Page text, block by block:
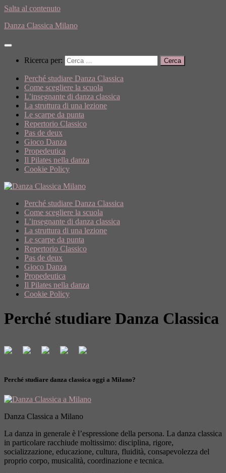
Salta al contenuto
Danza Classica Milano
Ricerca per:
Perché studiare Danza Classica
Come scegliere la scuola
L’insegnante di danza classica
La struttura di una lezione
Le scarpe da punta
Repertorio Classico
Pas de deux
Gioco Danza
Propedeutica
Il Pilates nella danza
Cookie Policy
Perché studiare Danza Classica
Come scegliere la scuola
L’insegnante di danza classica
La struttura di una lezione
Le scarpe da punta
Repertorio Classico
Pas de deux
Gioco Danza
Propedeutica
Il Pilates nella danza
Cookie Policy
Perché studiare Danza Classica
Perché studiare danza classica oggi a Milano?
Danza Classica a Milano
La danza in generale è l’espressione della persona. La danza classica
in particolare racchiude moltissimo: disciplina, rigore,
socializzazione, educazione, cultura, fluidità, consapevolezza del
proprio corpo, musicalità, coordinazione e tecnica.